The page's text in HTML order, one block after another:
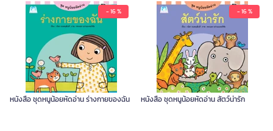
- 16 %
หนังสือ ชุดหนูน้อยหัดอ่าน ร่างกายของฉัน
- 16 %
หนังสือ ชุดหนูน้อยหัดอ่าน สัตว์น่ารัก